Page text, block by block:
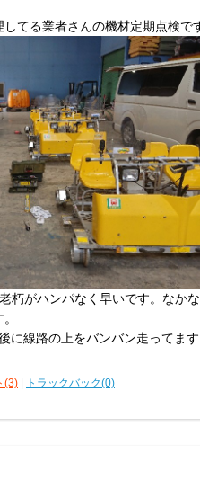
てる業者さんの機材定期点検で
朽がハンパなく早いです。なか
に線路の上をバンバン走ってます
(3) トラックバック(0)